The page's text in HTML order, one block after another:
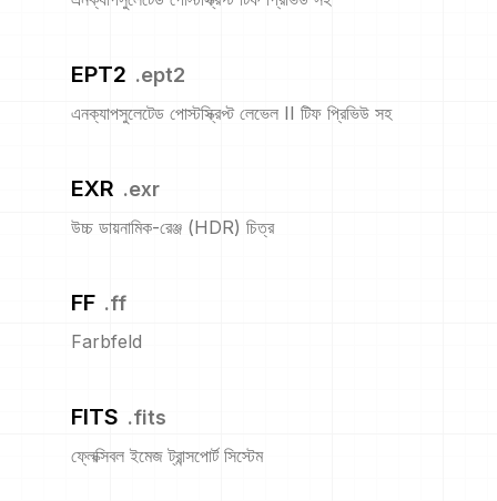
EPT2 .ept2
এনক্যাপসুলেটেড পোস্টস্ক্রিপ্ট লেভেল II টিফ প্রিভিউ সহ
EXR .exr
উচ্চ ডায়নামিক-রেঞ্জ (HDR) চিত্র
FF .ff
Farbfeld
FITS .fits
ফ্লেক্সিবল ইমেজ ট্রান্সপোর্ট সিস্টেম